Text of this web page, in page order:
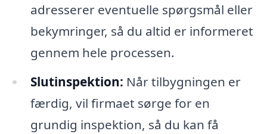
adresserer eventuelle spørgsmål eller
bekymringer, så du altid er informeret
gennem hele processen.
Slutinspektion: Når tilbygningen er
færdig, vil firmaet sørge for en
grundig inspektion, så du kan få